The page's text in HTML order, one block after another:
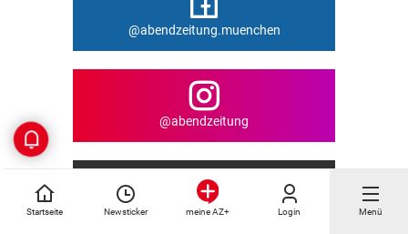
Startseite Newsticker meine AZ+ Login Menü
@abendzeitung.muenchen
@abendzeitung
@Abendzeitung